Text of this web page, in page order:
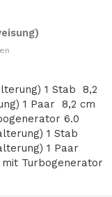
1 Stab
8,2
1 Paar
8,2 cm
6.0
1 Stab
1 Paar
mit Turbogenerator